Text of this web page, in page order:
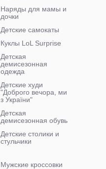
Наряды для мамы и
дочки
Детские самокаты
Куклы LoL Surprise
Детская
демисезонная
одежда
Детские худи
"Доброго вечора, ми
з України"
Детская
демисезонная обувь
Детские столики и
стульчики
Мужские кроссовки